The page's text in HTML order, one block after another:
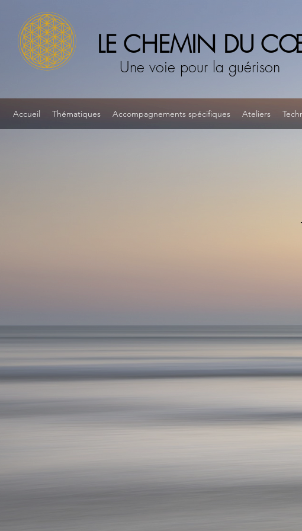
Une voie pour la guérison
Accueil Thématiques Accompagnements spécifiques Ateliers
LE CHEMIN DU